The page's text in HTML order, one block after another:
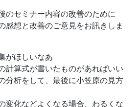
のセミナー内容の改善のために
感想と改善のご意見をお訊きしま
がほしいなあ
計算式が書いたものがあればいい
分析をして、最後に小笠原の見方
変化などよくなる場合、わるくな